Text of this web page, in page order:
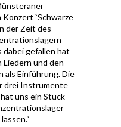
Konzert `Schwarze
der Zeit des
gefallen hat
Liedern und den
als Einführung. Die
drei Instrumente
uns ein Stück